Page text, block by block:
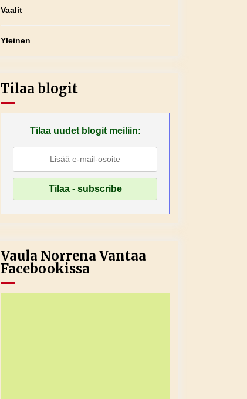
Vaalit
Yleinen
Tilaa blogit
Tilaa uudet blogit meiliin:
Vaula Norrena Vantaa
Facebookissa